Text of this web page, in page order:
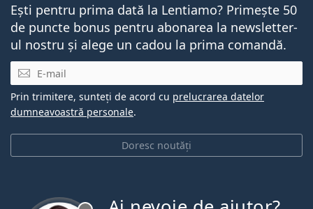
Ești pentru prima dată la Lentiamo? Primește 50
de puncte bonus pentru abonarea la newsletter-
ul nostru și alege un cadou la prima comandă.
E-mail
Doresc noutăți
Prin trimitere, sunteți de acord cu prelucrarea datelor
dumneavoastră personale.